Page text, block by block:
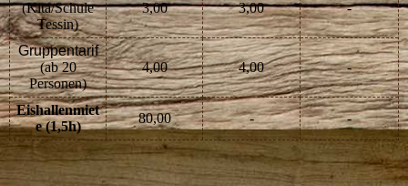
(Kita/Schule
Tessin)
3,00 3,00 -
Gruppentarif
(ab 20
Personen)
4,00 4,00 -
Eishallenmiet
e (1,5h)
80,00 - -